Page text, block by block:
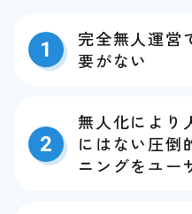
1
完全無人運営
要がない
2
無人化により
にはない圧倒
ニングをユー